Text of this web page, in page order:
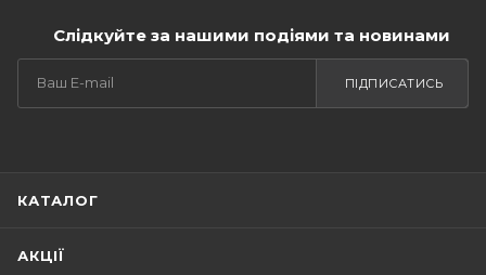
Слідкуйте за нашими подіями та новинами
ПІДПИСАТИСЬ
КАТАЛОГ
АКЦІЇ